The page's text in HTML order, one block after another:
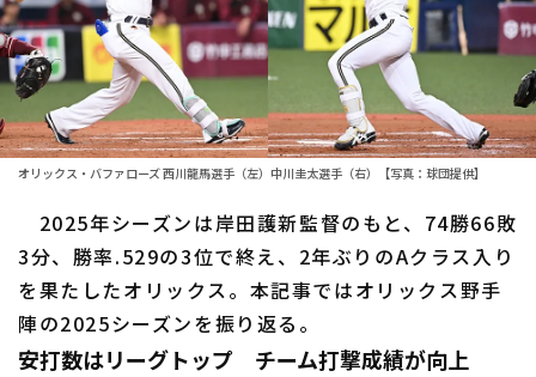
順位表･成績
1軍公式戦
ファーム東地区
ファーム中地区
ファーム西地区
交流戦
選手名鑑
選手名鑑トップ
東北楽天ゴールデンイーグルス
埼玉西武ライオンズ
千葉ロッテマリーンズ
ニュース
設定
オリックス・バファローズ 西川龍馬選手（左）中川圭太選手（右）【写真：球団提供】
2025年シーズンは岸田護新監督のもと、74勝66敗
3分、勝率.529の3位で終え、2年ぶりのAクラス入り
を果たしたオリックス。本記事ではオリックス野手
陣の2025シーズンを振り返る。
安打数はリーグトップ チーム打撃成績が向上